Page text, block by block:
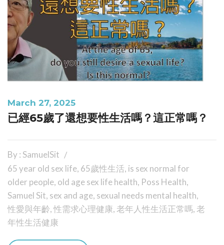
March 27, 2025
已經65歲了還想要性生活嗎？這正常嗎？
By : SamuelSit
65 year old sex life, 65歲性生活, is sex normal for
older people, old age sex life health, Poss Health,
Samuel Sit, sex and age, sexual needs mental health,
性愛與年齡,性需求心理健康,老年人性生活正常嗎,老
年性生活健康